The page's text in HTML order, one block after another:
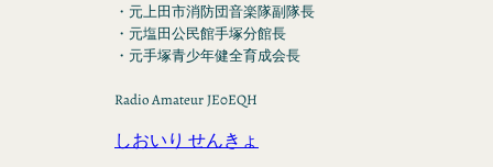
・元上田市消防団音楽隊副隊長
・元塩田公民館手塚分館長
・元手塚青少年健全育成会長
Radio Amateur JE0EQH
しおいり せんきょ